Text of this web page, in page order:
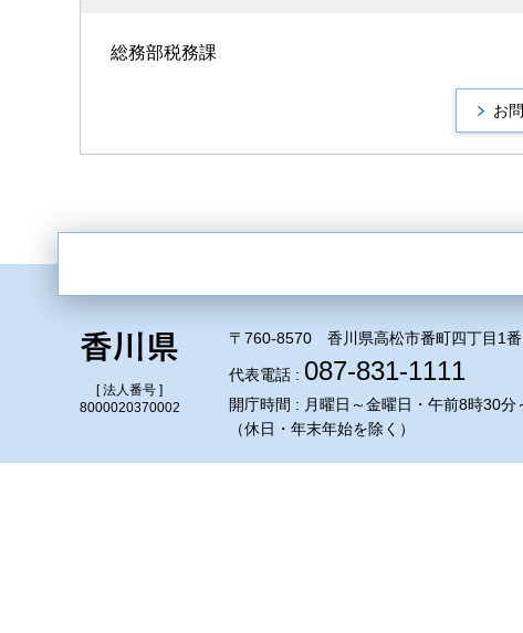
総務部税務課
[ 法人番号 ]
8000020370002
〒760-8570 香川県高松市番町四丁目1
代表電話 : 087-831-1111
開庁時間 : 月曜日～金曜日・午前8時30分
（休日・年末年始を除く）